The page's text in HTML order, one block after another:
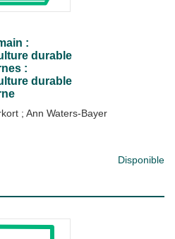
:
durable
:
durable
; Ann Waters-Bayer
Disponible